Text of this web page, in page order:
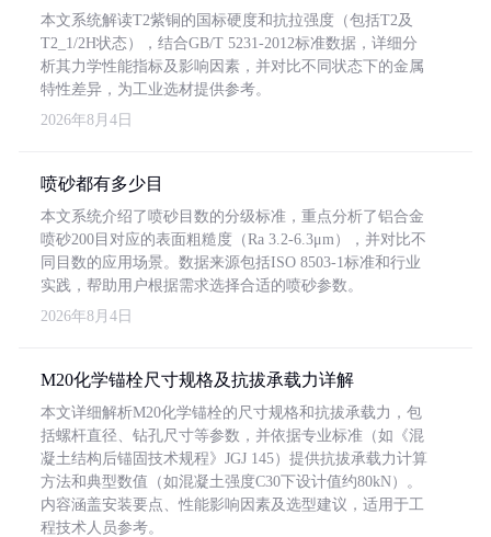
本文系统解读T2紫铜的国标硬度和抗拉强度（包括T2及
T2_1/2H状态），结合GB/T 5231-2012标准数据，详细分
析其力学性能指标及影响因素，并对比不同状态下的金属
特性差异，为工业选材提供参考。
2026年8月4日
喷砂都有多少目
本文系统介绍了喷砂目数的分级标准，重点分析了铝合金
喷砂200目对应的表面粗糙度（Ra 3.2-6.3μm），并对比不
同目数的应用场景。数据来源包括ISO 8503-1标准和行业
实践，帮助用户根据需求选择合适的喷砂参数。
2026年8月4日
M20化学锚栓尺寸规格及抗拔承载力详解
本文详细解析M20化学锚栓的尺寸规格和抗拔承载力，包
括螺杆直径、钻孔尺寸等参数，并依据专业标准（如《混
凝土结构后锚固技术规程》JGJ 145）提供抗拔承载力计算
方法和典型数值（如混凝土强度C30下设计值约80kN）。
内容涵盖安装要点、性能影响因素及选型建议，适用于工
程技术人员参考。